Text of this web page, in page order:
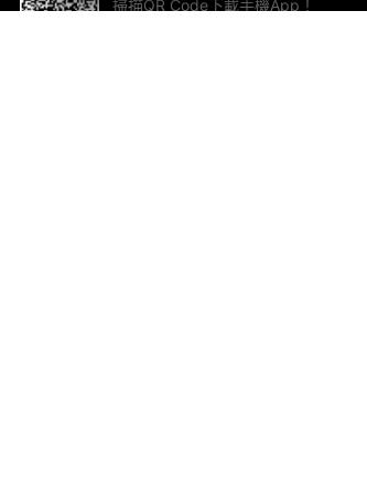
掃描QR Code下載手機App！